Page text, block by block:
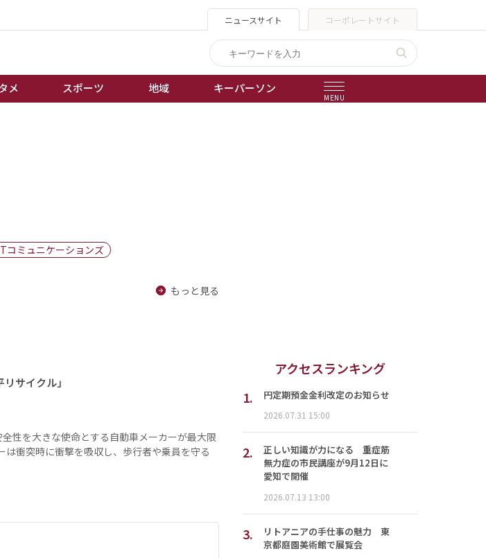
ニュースサイト コーポレートサイト
メ スポーツ 地域 キーパーソン
MENU
棋王戦
コミュニケーションズ
もっと見る
サイクル」
性を大きな使命とする自動車メーカーが最大限
衝突時に衝撃を吸収し、歩行者や乗員を守る
アクセスランキング
1.
円定期預金金利改定のお知らせ
2026.07.31 15:00
2.
正しい知識が力になる 重症筋
無力症の市民講座が9月12日に
愛知で開催
2026.07.13 13:00
3.
リトアニアの手仕事の魅力 東
京都庭園美術館で展覧会